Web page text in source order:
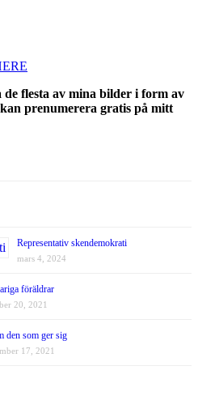
flesta av mina bilder i form av
prenumerera gratis på mitt
Representativ skendemokrati
mars 4, 2024
föräldrar
20, 2021
den som ger sig
17, 2021